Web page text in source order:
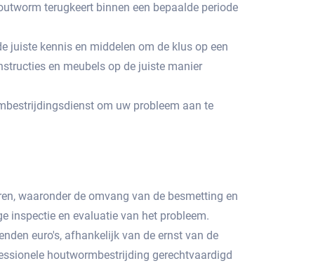
terugkeert binnen een bepaalde periode
juiste kennis en middelen om de klus op een
en meubels op de juiste manier
om uw probleem aan te
waaronder de omvang van de besmetting en
inspectie en evaluatie van het probleem.​
euro's, afhankelijk van de ernst van de
houtwormbestrijding gerechtvaardigd